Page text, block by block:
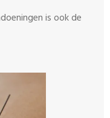
is ook de